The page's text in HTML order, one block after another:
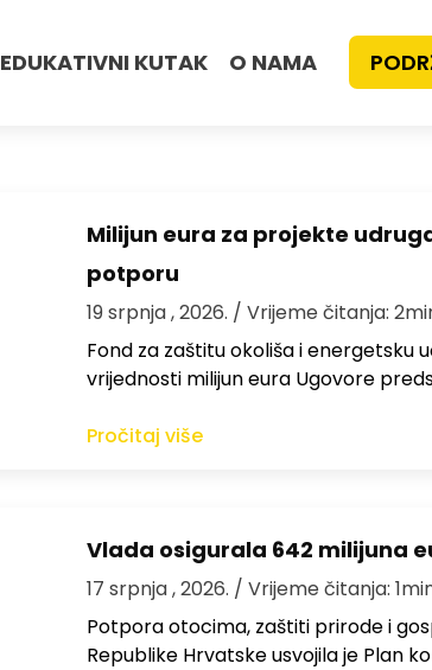
EDUKATIVNI KUTAK O NAMA
Milijun eura za projekte
potporu
19 srpnja , 2026. / Vrijeme čitanja:
Fond za zaštitu okoliša i energetsku
vrijednosti milijun eura Ugovore
Pročitaj više
Vlada osigurala 642 milijuna
17 srpnja , 2026. / Vrijeme čitanja:
Potpora otocima, zaštiti prirode i
Republike Hrvatske usvojila je Plan